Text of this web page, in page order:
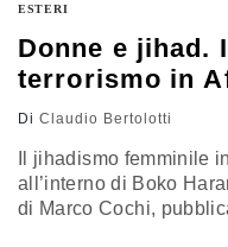
ESTERI
Donne e jihad.
terrorismo in
Di Claudio Bertolotti
Il jihadismo femminile
all’interno di Boko
di Marco Cochi,